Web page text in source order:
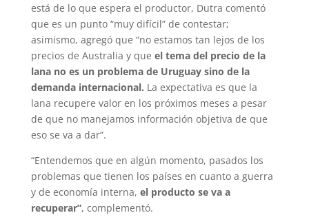
está de lo que espera el productor, Dutra comentó
que es un punto “muy difícil” de contestar;
asimismo, agregó que “no estamos tan lejos de los
precios de Australia y que el tema del precio de la
lana no es un problema de Uruguay sino de la
demanda internacional. La expectativa es que la
lana recupere valor en los próximos meses a pesar
de que no manejamos información objetiva de que
eso se va a dar”.
“Entendemos que en algún momento, pasados los
problemas que tienen los países en cuanto a guerra
y de economía interna, el producto se va a
recuperar”, complementó.